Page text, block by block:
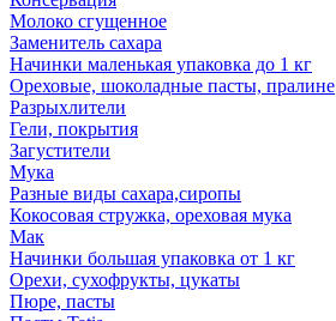
Молоко сгущенное
Заменитель сахара
Начинки маленькая упаковка до 1 кг
Ореховые, шоколадные пасты, пралине
Разрыхлители
Гели, покрытия
Загустители
Мука
Разные виды сахара,сиропы
Кокосовая стружка, ореховая мука
Мак
Начинки большая упаковка от 1 кг
Орехи, сухофрукты, цукаты
Пюре, пасты